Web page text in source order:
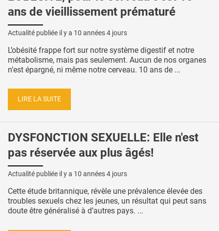
ans de vieillissement prématuré
Actualité publiée il y a 10 années 4 jours
L’obésité frappe fort sur notre système digestif et notre
métabolisme, mais pas seulement. Aucun de nos organes
n’est épargné, ni même notre cerveau. 10 ans de ...
LIRE LA SUITE
DYSFONCTION SEXUELLE: Elle n'est
pas réservée aux plus âgés!
Actualité publiée il y a 10 années 4 jours
Cette étude britannique, révèle une prévalence élevée des
troubles sexuels chez les jeunes, un résultat qui peut sans
doute être généralisé à d’autres pays. ...